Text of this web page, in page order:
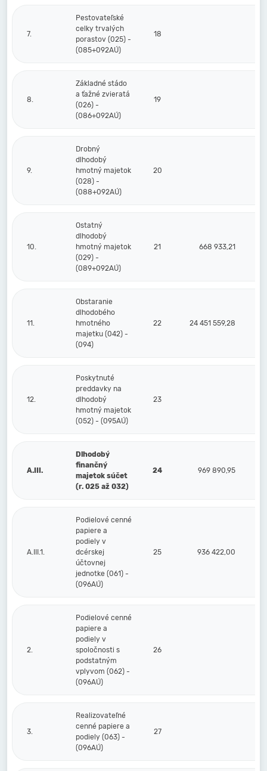
7.
Pestovateľské
celky trvalých
porastov (025) -
(085+092AÚ)
18
8.
Základné stádo
a ťažné zvieratá
(026) -
(086+092AÚ)
19
9.
Drobný
dlhodobý
hmotný majetok
(028) -
(088+092AÚ)
20
10.
Ostatný
dlhodobý
hmotný majetok
(029) -
(089+092AÚ)
21 668 933,21
11.
Obstaranie
dlhodobého
hmotného
majetku (042) -
(094)
22 24 451 559,28
12.
Poskytnuté
preddavky na
dlhodobý
hmotný majetok
(052) - (095AÚ)
23
A.III.
Dlhodobý
finančný
majetok súčet
(r. 025 až 032)
24 969 890,95
A.III.1.
Podielové cenné
papiere a
podiely v
dcérskej
účtovnej
jednotke (061) -
(096AÚ)
25 936 422,00
2.
Podielové cenné
papiere a
podiely v
spoločnosti s
podstatným
vplyvom (062) -
(096AÚ)
26
3.
Realizovateľné
cenné papiere a
podiely (063) -
(096AÚ)
27